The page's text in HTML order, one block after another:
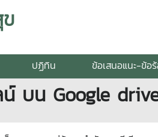
ปฏิทิน ข้อเสนอแนะ-ข้อ
น์ บน Google